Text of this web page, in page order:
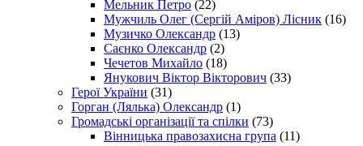
Мельник Петро (22)
Мужчиль Олег (Сергій Аміров) Лісник (16)
Музичко Олександр (13)
Саєнко Олександр (2)
Чечетов Михайло (18)
Янукович Віктор Вікторович (33)
Герої України (31)
Горган (Лялька) Олександр (1)
Громадські організації та спілки (73)
Вінницька правозахисна група (11)